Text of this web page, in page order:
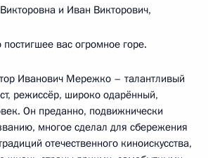
и Иван Викторович,
вас огромное горе.
Иванович Мережко – талантливый
режиссёр, широко одарённый,
Он преданно, подвижнически
многое сделал для сбережения
отечественного киноискусства,